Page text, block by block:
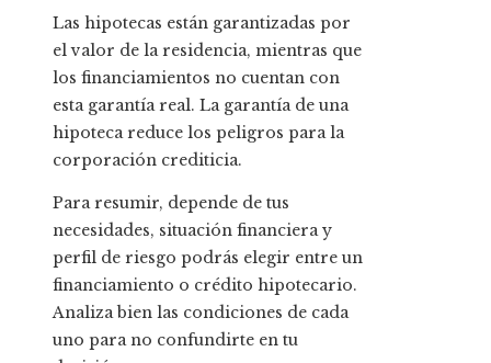
Las hipotecas están garantizadas por
el valor de la residencia, mientras que
los financiamientos no cuentan con
esta garantía real. La garantía de una
hipoteca reduce los peligros para la
corporación crediticia.
Para resumir, depende de tus
necesidades, situación financiera y
perfil de riesgo podrás elegir entre un
financiamiento o crédito hipotecario.
Analiza bien las condiciones de cada
uno para no confundirte en tu